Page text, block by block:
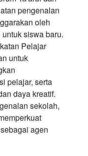
pengenalan
oleh
siswa baru.
Pelajar
untuk
pelajar, serta
daya kreatif.
sekolah,
agen